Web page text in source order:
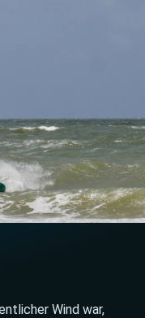
Wind war,